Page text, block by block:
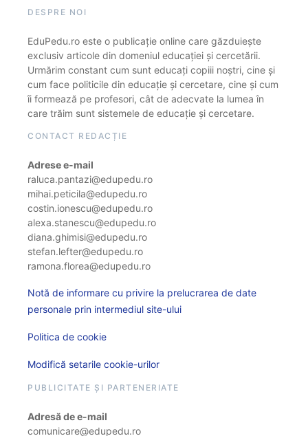
DESPRE NOI
EduPedu.ro este o publicație online care găzduiește
exclusiv articole din domeniul educației și cercetării.
Urmărim constant cum sunt educați copiii noștri, cine și
cum face politicile din educație și cercetare, cine și cum
îi formează pe profesori, cât de adecvate la lumea în
care trăim sunt sistemele de educație și cercetare.
CONTACT REDACȚIE
Adrese e-mail
raluca.pantazi@edupedu.ro
mihai.peticila@edupedu.ro
costin.ionescu@edupedu.ro
alexa.stanescu@edupedu.ro
diana.ghimisi@edupedu.ro
stefan.lefter@edupedu.ro
ramona.florea@edupedu.ro
Notă de informare cu privire la prelucrarea de date
personale prin intermediul site-ului
Politica de cookie
Modifică setarile cookie-urilor
PUBLICITATE ȘI PARTENERIATE
Adresă de e-mail
comunicare@edupedu.ro